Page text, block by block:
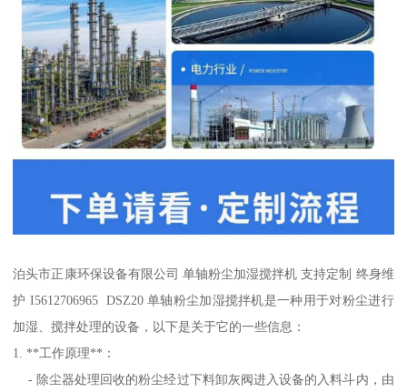
泊头市正康环保设备有限公司 单轴粉尘加湿搅拌机 支持定制 终身维
护 I5612706965 DSZ20 单轴粉尘加湿搅拌机是一种用于对粉尘进行
加湿、搅拌处理的设备，以下是关于它的一些信息：
1. **工作原理**：
- 除尘器处理回收的粉尘经过下料卸灰阀进入设备的入料斗内，由